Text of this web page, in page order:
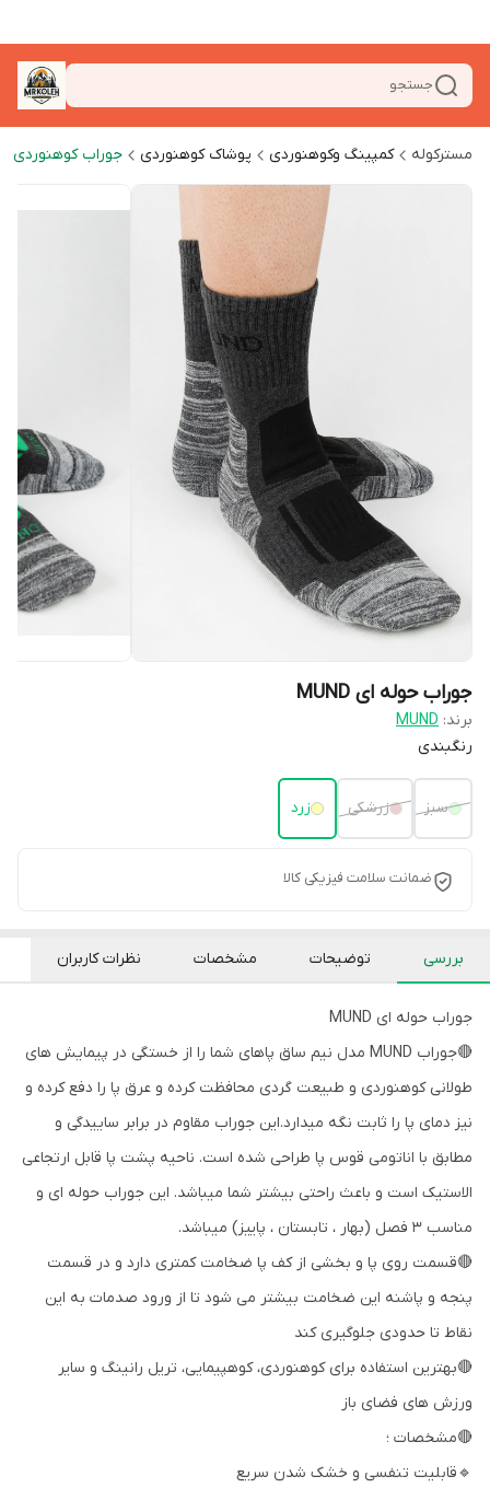
جستجو
مسترکوله کمپینگ وکوهنوردی پوشاک کوهنوردی جوراب کوهنوردی
جوراب حوله ای MUND
برند: MUND
رنگبندی
سبز زرشکی زرد
ضمانت سلامت فیزیکی کالا
بررسی توضیحات مشخصات نظرات کاربران
جوراب حوله ای MUND
🔴جوراب MUND مدل نیم ساق پاهای شما را از خستگی در پیمایش های
طولانی کوهنوردی و طبیعت گردی محافظت کرده و عرق پا را دفع کرده و
نیز دمای پا را ثابت نگه میدارد.این جوراب مقاوم در برابر ساییدگی و
مطابق با اناتومی قوس پا طراحی شده است. ناحیه پشت پا قابل ارتجاعی
الاستیک است و باعث راحتی بیشتر شما میباشد. این جوراب حوله ای و
مناسب 3 فصل (بهار ، تابستان ، پاییز) میباشد.
🔴قسمت روی پا و بخشی از کف پا ضخامت کمتری دارد و در قسمت
پنجه و پاشنه این ضخامت بیشتر می شود تا از ورود صدمات به این
نقاط تا حدودی جلوگیری کند
🔴بهترین استفاده برای کوهنوردی، کوهپیمایی، تریل رانینگ و سایر
ورزش های فضای باز
🔴مشخصات ؛
🔹قابلیت تنفسی و خشک شدن سریع